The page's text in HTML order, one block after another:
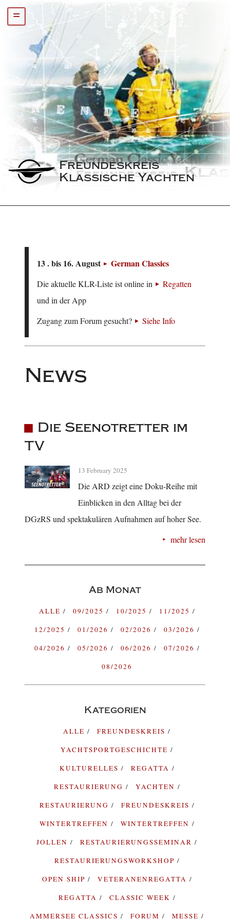
=
Freundeskreis
Klassische Yachten
13 . bis 16. August German Classics
Die aktuelle KLR-Liste ist online in
Regatten
und in der App
Zugang zum Forum gesucht?
Siehe Info
News
Die Seenotretter im
TV
13 February 2025
Die ARD zeigt eine Doku-Reihe mit
Einblicken in den Alltag bei der
DGzRS und spektakulären Aufnahmen auf hoher See.
mehr lesen
Ab Monat
ALLE 09/2025 10/2025
11/2025
12/2025
01/2026 02/2026
03/2026
04/2026
05/2026 06/2026
07/2026
08/2026
Kategorien
ALLE
FREUNDESKREIS
YACHTSPORTGESCHICHTE
KULTURELLES
REGATTA
RESTAURIERUNG
YACHTEN
RESTAURIERUNG
FREUNDESKREIS
WINTERTREFFEN
WINTERTREFFEN
JOLLEN
RESTAURIERUNGSSEMINAR
RESTAURIERUNGSWORKSHOP
OPEN SHIP
VETERANENREGATTA
REGATTA
CLASSIC WEEK
AMMERSEE CLASSICS
FORUM MESSE